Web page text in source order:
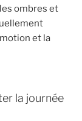
ombres et
et la
la journée